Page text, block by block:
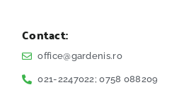
Contact:
office@gardenis.ro
021-2247022; 0758 088209